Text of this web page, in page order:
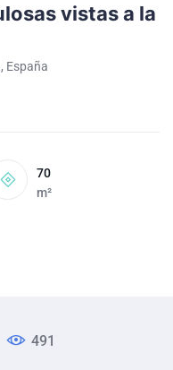
vistas a la
España
70
m²
491